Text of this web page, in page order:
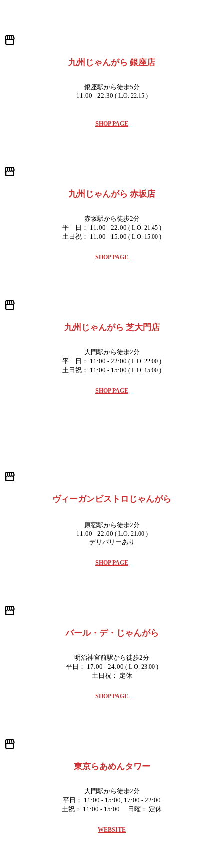
storefront
九州じゃんがら 銀座店
銀座駅から徒歩5分
11:00 - 22:30 ( L.O. 22:15 )
SHOP PAGE
storefront
九州じゃんがら 赤坂店
赤坂駅から徒歩2分
平 日： 11:00 - 22:00 ( L.O. 21:45 )
土日祝： 11:00 - 15:00 ( L.O. 15:00 )
SHOP PAGE
storefront
九州じゃんがら 芝大門店
大門駅から徒歩2分
平 日： 11:00 - 22:00 ( L.O. 22:00 )
土日祝： 11:00 - 15:00 ( L.O. 15:00 )
SHOP PAGE
storefront
ヴィーガンビストロじゃんがら
原宿駅から徒歩2分
11:00 - 22:00 ( L.O. 21:00 )
デリバリーあり
SHOP PAGE
storefront
バール・デ・じゃんがら
明治神宮前駅から徒歩2分
平日： 17:00 - 24:00 ( L.O. 23:00 )
土日祝： 定休
SHOP PAGE
storefront
東京らあめんタワー
大門駅から徒歩2分
平日： 11:00 - 15:00, 17:00 - 22:00
土祝： 11:00 - 15:00 日曜： 定休
WEBSITE